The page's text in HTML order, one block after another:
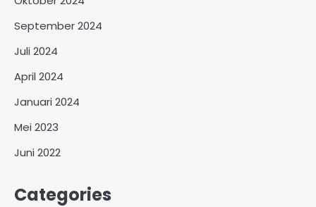
September 2024
Juli 2024
April 2024
Januari 2024
Mei 2023
Juni 2022
Categories